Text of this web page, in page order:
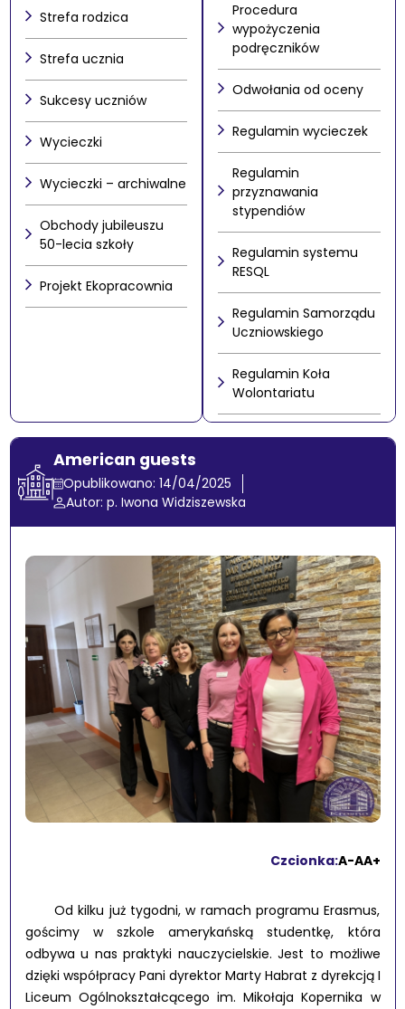
American guests
Opublikowano: 14/04/2025
Autor: p. Iwona Widziszewska
Czcionka:A-AA+
Od kilku już tygodni, w ramach programu Erasmus,
gościmy w szkole amerykańską studentkę, która
odbywa u nas praktyki nauczycielskie. Jest to możliwe
dzięki współpracy Pani dyrektor Marty Habrat z dyrekcją I
Liceum Ogólnokształcącego im. Mikołaja Kopernika w
Strefa rodzica
Strefa ucznia
Sukcesy uczniów
Wycieczki
Wycieczki – archiwalne
Obchody jubileuszu
50-lecia szkoły
Projekt Ekopracownia
Procedura
wypożyczenia
podręczników
Odwołania od oceny
Regulamin wycieczek
Regulamin
przyznawania
stypendiów
Regulamin systemu
RESQL
Regulamin Samorządu
Uczniowskiego
Regulamin Koła
Wolontariatu